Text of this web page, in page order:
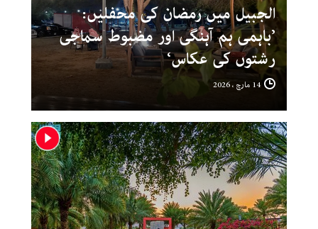
الجبیل میں رمضان کی محفلیں:
’باہمی ہم آہنگی اور مضبوط سماجی
رشتوں کی عکاس‘